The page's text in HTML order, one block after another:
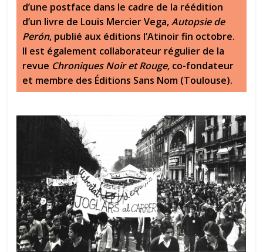
d’une postface dans le cadre de la réédition
d’un livre de Louis Mercier Vega,Autopsie de
Perón, publié aux éditions l’Atinoir fin octobre.
Il est également collaborateur régulier de la
revue Chroniques Noir et Rouge, co-fondateur
et membre des Éditions Sans Nom (Toulouse).